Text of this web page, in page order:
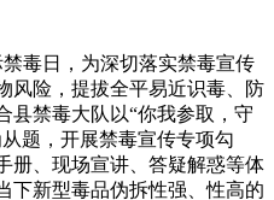
毒日，为深切落实禁毒宣传
风险，提拔全平易近识毒、防
县禁毒大队以“你我参取，守
题，开展禁毒宣传专项勾
册、现场宣讲、答疑解惑等体
下新型毒品伪拆性强、性高的